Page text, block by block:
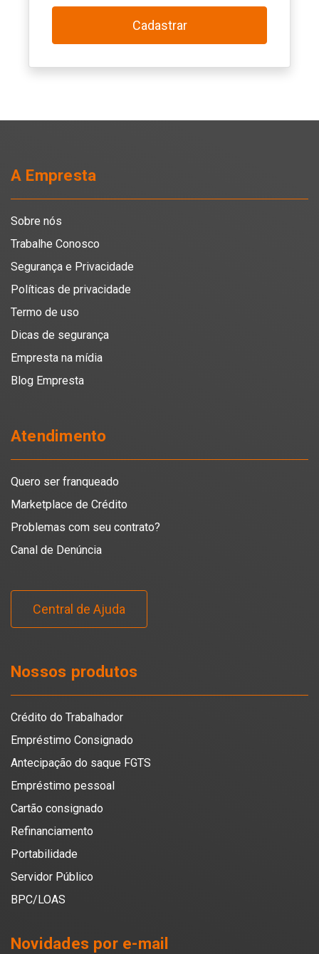
Cadastrar
A Empresta
Sobre nós
Trabalhe Conosco
Segurança e Privacidade
Políticas de privacidade
Termo de uso
Dicas de segurança
Empresta na mídia
Blog Empresta
Atendimento
Quero ser franqueado
Marketplace de Crédito
Problemas com seu contrato?
Canal de Denúncia
Central de Ajuda
Nossos produtos
Crédito do Trabalhador
Empréstimo Consignado
Antecipação do saque FGTS
Empréstimo pessoal
Cartão consignado
Refinanciamento
Portabilidade
Servidor Público
BPC/LOAS
Novidades por e-mail